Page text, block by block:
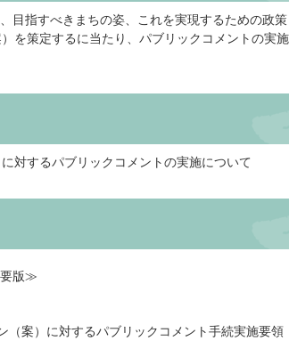
目指すべきまちの姿、これを実現するための政
を策定するに当たり、パブリックコメントの実
対するパブリックコメントの実施について
要版≫
（案）に対するパブリックコメント手続実施要領